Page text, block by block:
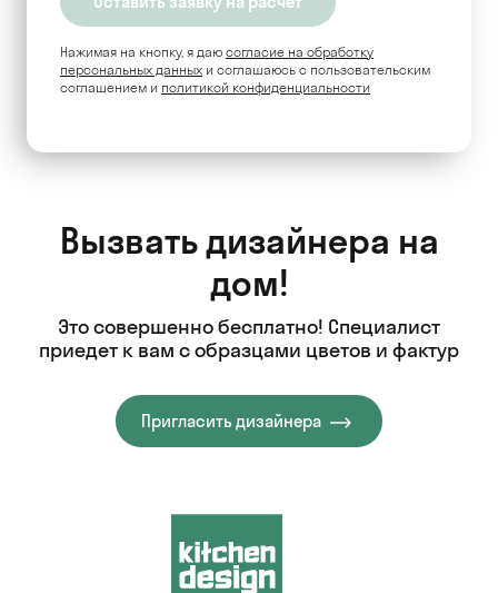
Нажимая на кнопку, я даю согласие на обработку
персональных данных и соглашаюсь c пользовательским
соглашением и политикой конфиденциальности
Вызвать дизайнера на
дом!
Это совершенно бесплатно! Специалист
приедет к вам с образцами цветов и фактур
Пригласить дизайнера